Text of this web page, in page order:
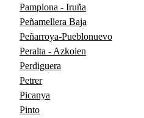
Pamplona - Iruña
Peñamellera Baja
Peñarroya-Pueblonuevo
Peralta - Azkoien
Perdiguera
Petrer
Picanya
Pinto